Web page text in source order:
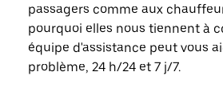
passagers comme aux
pourquoi elles nous tiennent à
équipe d'assistance peut vous
problème, 24 h/24 et 7 j/7.